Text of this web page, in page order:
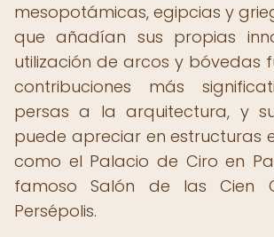
mesopotámicas, egipcias y
que añadían sus propias
utilización de arcos y bóvedas
contribuciones más
persas a la arquitectura, y
puede apreciar en estructuras
como el Palacio de Ciro en
famoso Salón de las Cien
Persépolis.